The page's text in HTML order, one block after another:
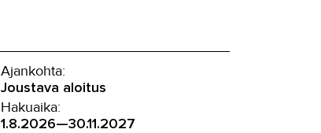
Ajankohta:
Joustava aloitus
Hakuaika:
1.8.2026—30.11.2027